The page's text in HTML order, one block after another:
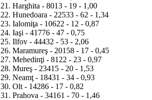
21. Harghita - 8013 - 19 - 1,00
22. Hunedoara - 22533 - 62 - 1,34
23. Ialomiţa - 10622 - 12 - 0,87
24. Iaşi - 41776 - 47 - 0,75
25. Ilfov - 44432 - 53 - 2,06
26. Maramureş - 20158 - 17 - 0,45
27. Mehedinţi - 8122 - 23 - 0,97
28. Mureş - 23415 - 20 - 1,53
29. Neamţ - 18431 - 34 - 0,93
30. Olt - 14286 - 17 - 0,82
31. Prahova - 34161 - 70 - 1,46